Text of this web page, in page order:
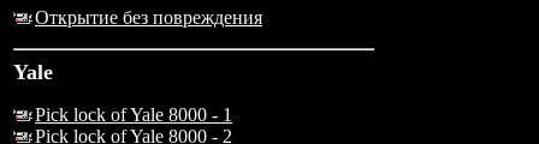
Открытие без повреждения
Yale
Pick lock of Yale 8000 - 1
Pick lock of Yale 8000 - 2